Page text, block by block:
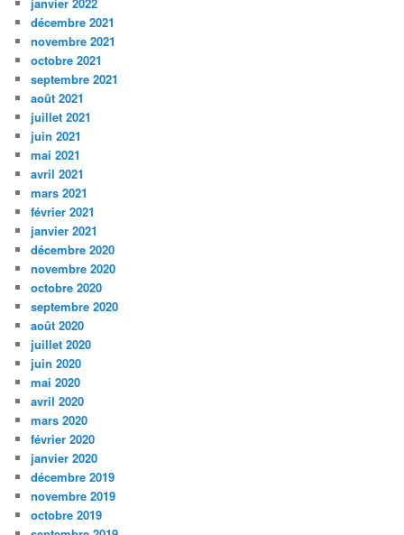
décembre 2021
novembre 2021
octobre 2021
septembre 2021
août 2021
juillet 2021
juin 2021
mai 2021
avril 2021
mars 2021
février 2021
janvier 2021
décembre 2020
novembre 2020
octobre 2020
septembre 2020
août 2020
juillet 2020
juin 2020
mai 2020
avril 2020
mars 2020
février 2020
janvier 2020
décembre 2019
novembre 2019
octobre 2019